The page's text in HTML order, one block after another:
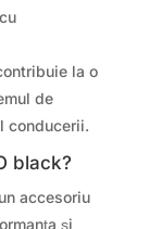
la o
de
conducerii.
black?
accesoriu
și